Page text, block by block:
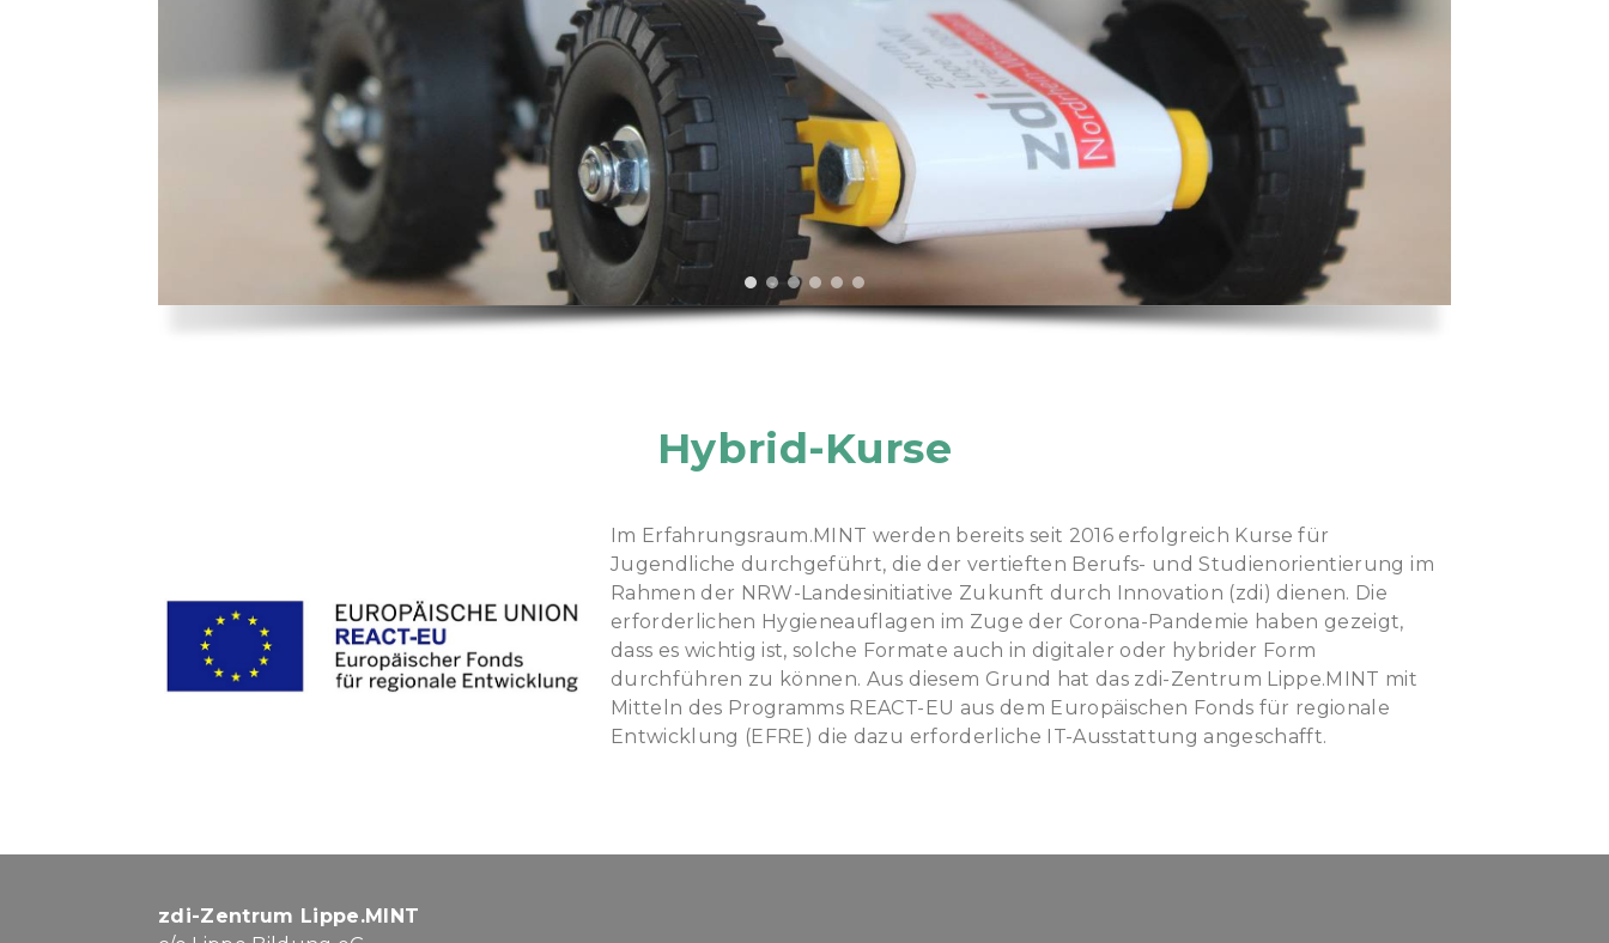
Hybrid-Kurse
Im Erfahrungsraum.MINT werden bereits seit 2016 erfolgreich Kurse für
Jugendliche durchgeführt, die der vertieften Berufs- und Studienorientierung im
Rahmen der NRW-Landesinitiative Zukunft durch Innovation (zdi) dienen. Die
erforderlichen Hygieneauflagen im Zuge der Corona-Pandemie haben gezeigt,
dass es wichtig ist, solche Formate auch in digitaler oder hybrider Form
durchführen zu können. Aus diesem Grund hat das zdi-Zentrum Lippe.MINT mit
Mitteln des Programms REACT-EU aus dem Europäischen Fonds für regionale
Entwicklung (EFRE) die dazu erforderliche IT-Ausstattung angeschafft.
zdi-Zentrum Lippe.MINT